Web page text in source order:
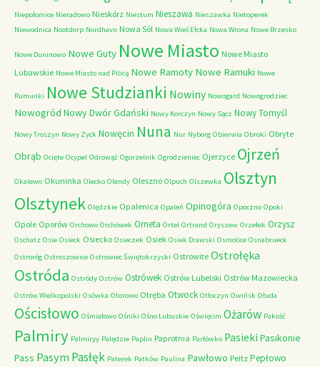
Niepołomice Nieradowo Nieskórz Niestum Nieszawa Nieszawka Nietoperek
Niewodnica Nootdorp Nordhavn Nowa Sól Nowa Wieś Ełcka Nowa Wrona Nowe Brzesko
Nowe Duninowo Nowe Guty Nowe Miasto Nowe Miasto
Lubawskie Nowe Miasto nad Pilicą Nowe Ramoty Nowe Ramuki Nowe
Rumunki Nowe Studzianki Nowiny Nowogard Nowogrodziec
Nowogród Nowy Dwór Gdański Nowy Korczyn Nowy Sącz Nowy Tomyśl
Nowy Troszyn Nowy Zyck Nowęcin Nuna Nur Nyborg Obierwia Obroki Obryte
Obrąb Ocięte Ocypel Odrowąż Ogorzelnik Ogrodzieniec Ojerzyce Ojrzeń
Okalewo Okuninka Olecko Olendy Oleszno Olpuch Olszewka Olsztyn
Olsztynek Olędzkie Opalenica Opaleń Opinogóra Opoczno Opoki
Opole Oporów Orchowo Orchówek Orneta Ortel Ortrand Oryszew Orzełek Orzysz
Oschatz Osie Osieck Osiecko Osieczek Osiek Osiek Drawski Osmolice Osnabrueck
Ostroróg Ostroszowice Ostrowiec Świętokrzyski Ostrowite Ostrołęka
Ostróda Ostródy Ostrów Ostrówek Ostrów Lubelski Ostrów Mazowiecka
Ostrów Wielkopolski Osówka Otorowo Otręba Otwock Otłoczyn Owińsk Ołuda
Ościsłowo Ośmiałowo Ośniki Ośno Lubuskie Oświęcim Ożarów Pakość
Palmiry Palmiryy Palędzie Paplin Paprotnia Parłówko Pasieki Pasikonie
Pass PasymPasłęk Paterek Patków Paulina Pawłowo Peitz Pepłowo